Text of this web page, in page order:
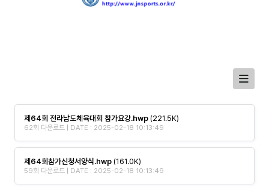
제64회 전라남도체육대회 참가요강.hwp (221.5K)
62회 다운로드 | DATE : 2025-02-18 10:13:49
제64회참가신청서양식.hwp (161.0K)
59회 다운로드 | DATE : 2025-02-18 10:13:49